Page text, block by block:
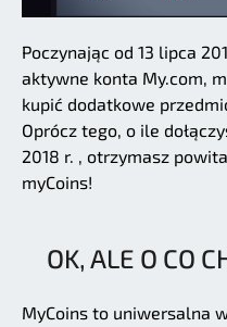
Poczynając od 13 lipca
aktywne konta My.com,
kupić dodatkowe
Oprócz tego, o ile
2018 r. , otrzymasz
myCoins!
OK, ALE O CO
MyCoins to uniwersalna